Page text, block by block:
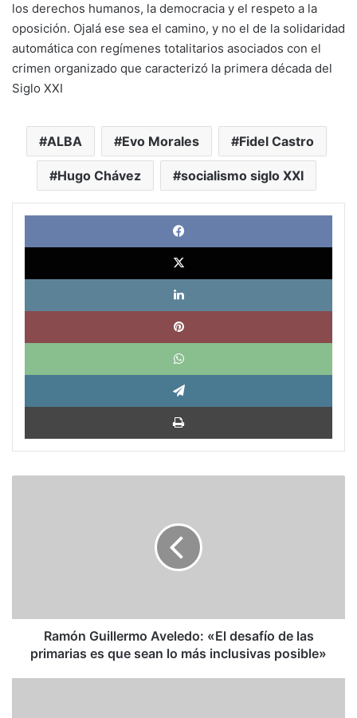
los derechos humanos, la democracia y el respeto a la
oposición. Ojalá ese sea el camino, y no el de la solidaridad
automática con regímenes totalitarios asociados con el
crimen organizado que caracterizó la primera década del
Siglo XXI
ALBA Evo Morales Fidel Castro
Hugo Chávez socialismo siglo XXI
X
es
sean
Ramón Guillermo Aveledo: «El desafío de las
primarias es que sean lo más inclusivas posible»